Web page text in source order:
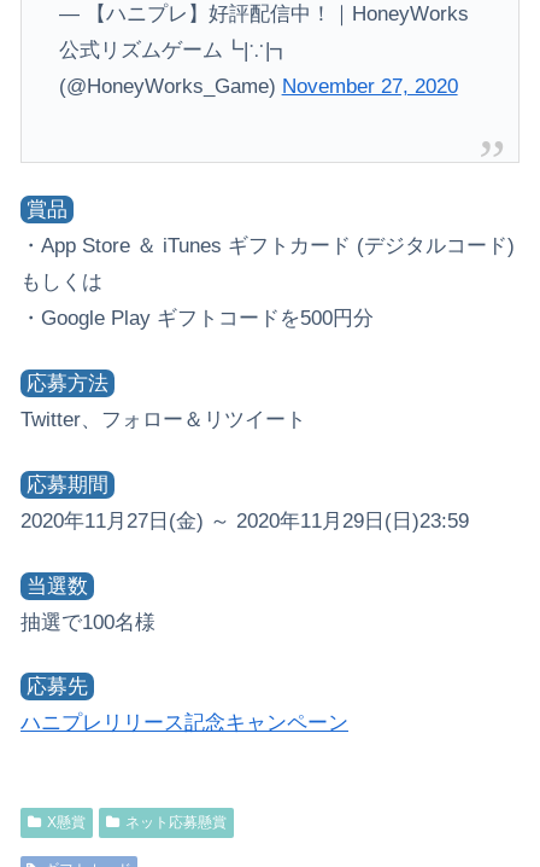
— 【ハニプレ】好評配信中！｜HoneyWorks
公式リズムゲーム┗|∵|┓
(@HoneyWorks_Game) November 27, 2020
賞品
・App Store ＆ iTunes ギフトカード (デジタルコード)
もしくは
・Google Play ギフトコードを500円分
応募方法
Twitter、フォロー＆リツイート
応募期間
2020年11月27日(金) ～ 2020年11月29日(日)23:59
当選数
抽選で100名様
応募先
ハニプレリリース記念キャンペーン
X懸賞 ネット応募懸賞